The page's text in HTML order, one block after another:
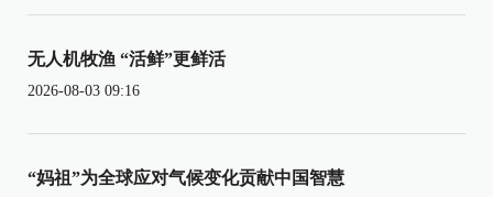
无人机牧渔 “活鲜”更鲜活
2026-08-03 09:16
“妈祖”为全球应对气候变化贡献中国智慧